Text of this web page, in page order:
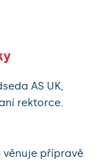
AS UK,
rektorce.
věnuje přípravě